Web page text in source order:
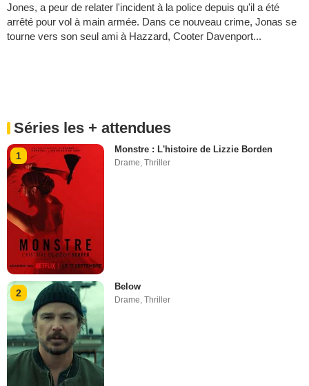
Jones, a peur de relater l'incident à la police depuis qu'il a été
arrêté pour vol à main armée. Dans ce nouveau crime, Jonas se
tourne vers son seul ami à Hazzard, Cooter Davenport...
Séries les + attendues
1
Monstre : L'histoire de Lizzie Borden
Drame,Thriller
2
Below
Drame ,Thriller